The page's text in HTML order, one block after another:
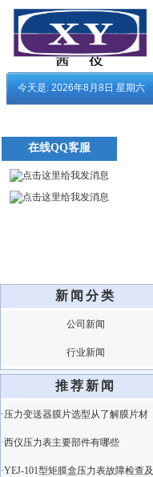
今天是: 2026年8月8日 星期六
新闻分类
公司新闻
行业新闻
推荐新闻
·压力变送器膜片选型从了解膜片材
·西仪压力表主要部件有哪些
·YEJ-101型矩膜盒压力表故障检查及
在线QQ客服